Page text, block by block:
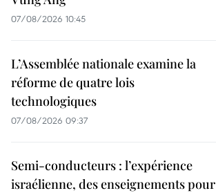
07/08/2026 10:45
L’Assemblée nationale examine la
réforme de quatre lois
technologiques
07/08/2026 09:37
Semi-conducteurs : l’expérience
israélienne, des enseignements pour